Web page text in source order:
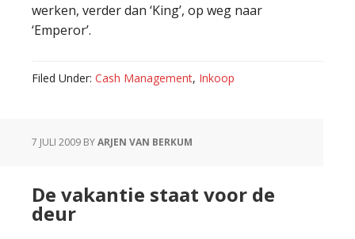
werken, verder dan ‘King’, op weg naar
‘Emperor’.
Filed Under: Cash Management, Inkoop
7 JULI 2009 BYARJEN VAN BERKUM
De vakantie staat voor de
deur